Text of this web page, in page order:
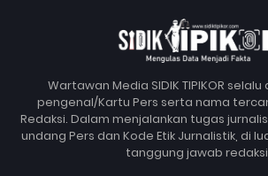
Wartawan Media SIDIK TIPIKOR
pengenal/Kartu Pers serta nama
Redaksi. Dalam menjalankan tugas
undang Pers dan Kode Etik Jurnalistik, di
tanggung jawab